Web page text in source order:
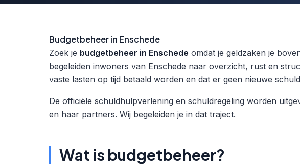
Budgetbeheer in Enschede
Zoek je budgetbeheer in Enschede omdat je geldzaken je
begeleiden inwoners van Enschede naar overzicht, rust en
vaste lasten op tijd betaald worden en dat er geen nieuwe
De officiële schuldhulpverlening en schuldregeling worden
en haar partners. Wij begeleiden je in dat traject.
Wat is budgetbeheer?